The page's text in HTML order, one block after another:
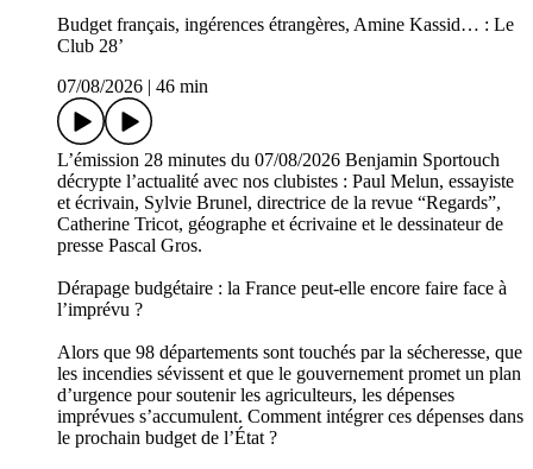
Budget français, ingérences étrangères, Amine Kassid… : Le
Club 28’
07/08/2026
46 min
L’émission 28 minutes du 07/08/2026 Benjamin Sportouch
décrypte l’actualité avec nos clubistes : Paul Melun, essayiste
et écrivain, Sylvie Brunel, directrice de la revue “Regards”,
Catherine Tricot, géographe et écrivaine et le dessinateur de
presse Pascal Gros.
Dérapage budgétaire : la France peut-elle encore faire face à
l’imprévu ?
Alors que 98 départements sont touchés par la sécheresse, que
les incendies sévissent et que le gouvernement promet un plan
d’urgence pour soutenir les agriculteurs, les dépenses
imprévues s’accumulent. Comment intégrer ces dépenses dans
le prochain budget de l’État ?